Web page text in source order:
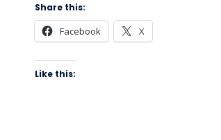
Share this:
Facebook X
Like this: